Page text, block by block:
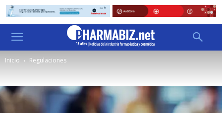
Inicio Regulaciones